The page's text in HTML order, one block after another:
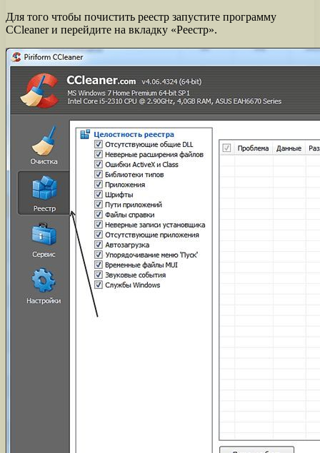
Для того чтобы почистить реестр запустите программу
CCleaner и перейдите на вкладку «Реестр».